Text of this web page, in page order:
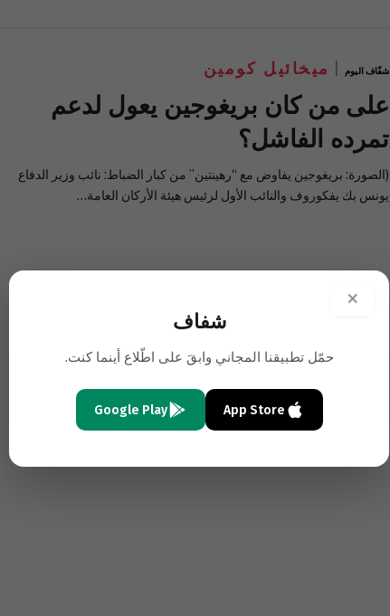
شفّاف اليوم ميخائيل كومين
على من كان بريغوجين يعول لدعم
تمرده الفاشل؟
(الصورة: بريغوجين يفاوض مع “رهينتين” من كبار الضباط: نائب وزير الدفاع
يونس بك يفكوروف والنائب الأول لرئيس هيئة الأركان العامة…
×
شفاف
حمّل تطبيقنا المجاني وابقَ على اطّلاع أينما كنت.
App Store
Google Play